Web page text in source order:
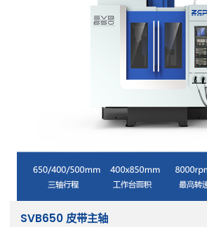
SVB650 皮带主轴